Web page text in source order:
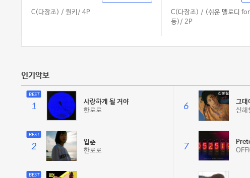
C(다장조) / 원키/ 4P C(다장조) / (쉬운 멜로디
등)/ 2P
인기악보
BEST
1
사랑하게 될 거야
한로로
BEST
2
입춘
한로로
BEST
6
그대
신해
7